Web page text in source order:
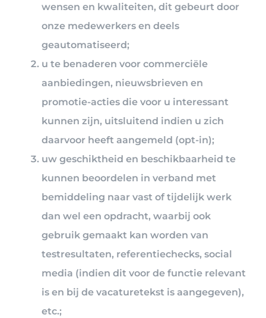
wensen en kwaliteiten, dit gebeurt door
onze medewerkers en deels
geautomatiseerd;
u te benaderen voor commerciële
aanbiedingen, nieuwsbrieven en
promotie-acties die voor u interessant
kunnen zijn, uitsluitend indien u zich
daarvoor heeft aangemeld (opt-in);
uw geschiktheid en beschikbaarheid te
kunnen beoordelen in verband met
bemiddeling naar vast of tijdelijk werk
dan wel een opdracht, waarbij ook
gebruik gemaakt kan worden van
testresultaten, referentiechecks, social
media (indien dit voor de functie relevant
is en bij de vacaturetekst is aangegeven),
etc.;